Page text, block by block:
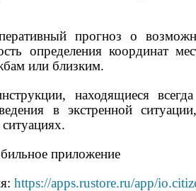
прогноз о
определения координат
или близким.
находящиеся
в экстренной
приложение
https://apps.rustore.ru/app/